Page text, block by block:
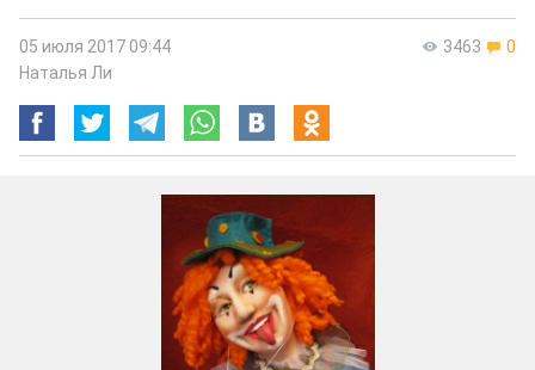
3463 0
05 июля 2017 09:44
Наталья Ли